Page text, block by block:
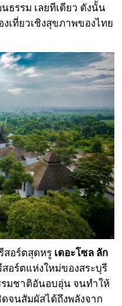
ธรรม เลยทีเดียว ดังนั้น
เที่ยวเชิงสุขภาพของไทย
สอร์ตสุดหรู เดอะโซล ลัก
อร์ตแห่งใหม่ของสระบุรี
มชาติอันอบอุ่น จนทำให้
จนสัมผัสได้ถึงพลังจาก